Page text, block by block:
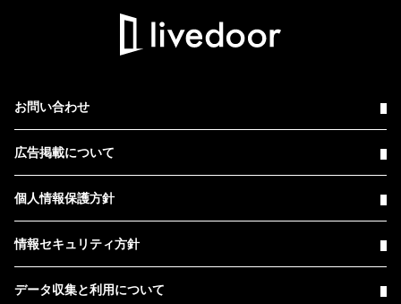
お問い合わせ
広告掲載について
個人情報保護方針
情報セキュリティ方針
データ収集と利用について